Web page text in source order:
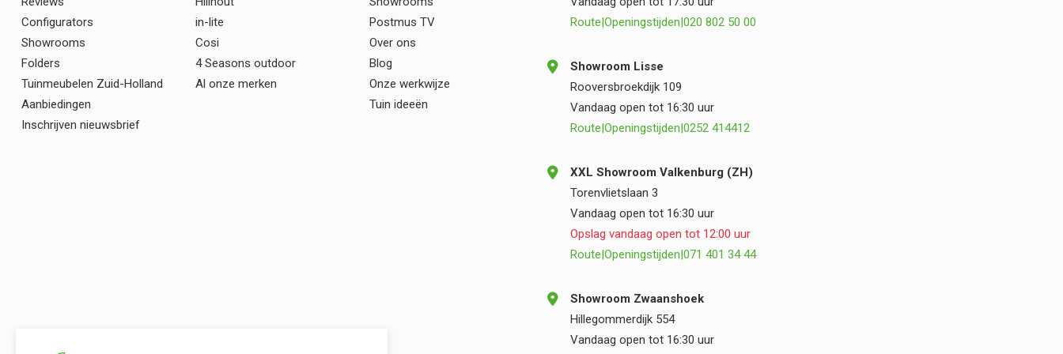
plezier terug op de samenwerking en kunnen
Configurators
Showrooms
Folders
Tuinmeubelen Zuid-Holland
Aanbiedingen
Inschrijven nieuwsbrief
in-lite
Cosi
4 Seasons outdoor
Al onze merken
Postmus TV
Over ons
Blog
Onze werkwijze
Tuin ideeën
Route|Openingstijden|020 802 50 00
Showroom Lisse
Rooversbroekdijk 109
Vandaag open tot 16:30 uur
Route|Openingstijden|0252 414412
XXL Showroom Valkenburg (ZH)
Torenvlietslaan 3
Vandaag open tot 16:30 uur
Opslag vandaag open tot 12:00 uur
Route|Openingstijden|071 401 34 44
Showroom Zwaanshoek
Hillegommerdijk 554
Vandaag open tot 16:30 uur